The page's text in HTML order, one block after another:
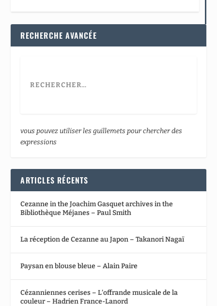
RECHERCHE AVANCÉE
vous pouvez utiliser les guillemets pour chercher des
expressions
ARTICLES RÉCENTS
Cezanne in the Joachim Gasquet archives in the
Bibliothèque Méjanes – Paul Smith
La réception de Cezanne au Japon – Takanori Nagaï
Paysan en blouse bleue – Alain Paire
Cézanniennes cerises – L’offrande musicale de la
couleur – Hadrien France-Lanord